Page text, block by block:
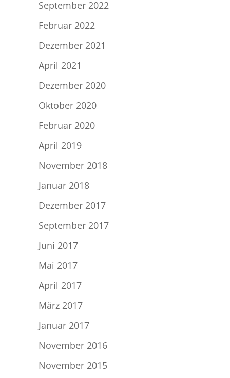
September 2022
Februar 2022
Dezember 2021
April 2021
Dezember 2020
Oktober 2020
Februar 2020
April 2019
November 2018
Januar 2018
Dezember 2017
September 2017
Juni 2017
Mai 2017
April 2017
März 2017
Januar 2017
November 2016
November 2015